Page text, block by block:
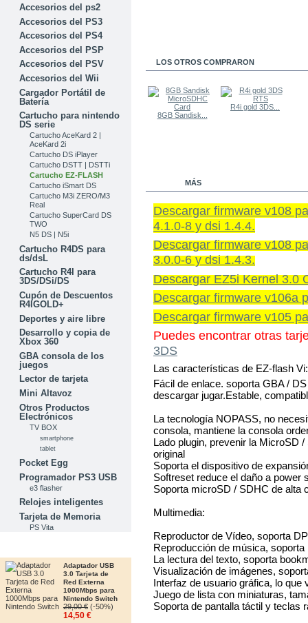
Accesorios del ps2
Accesorios del PS3
Accesorios del PS4
Accesorios del PSP
Accesorios del PSV
Accesorios del Wii
Cargador Portátil de
Batería
Cartucho para nintendo
DS serie
Cartucho AceKard 2 |
AceKard 2i
Cartucho DS iPlayer
Cartucho DSTT | DSTTi
Cartucho EZ-FLASH
Cartucho iSmart DS
Cartucho M3i ZERO/M3
Real
Cartucho SuperCard DS
TWO
N5 DS | N5i
Cartucho R4DS para
ds/dsL
Cartucho R4I para
3DS/DSi/DS
Cupón de Descuentos
R4IGOLD+
Deportes y aire libre
Desarrollo y copia de
Xbox 360
GBA consola de los
juegos
Lector de tarjeta
Mini Altavoz
Otros Productos
Electrónicos
TV BOX
smartphone
tablet
Pocket Egg
Programador PS3 USB
e3 flasher
Relojes inteligentes
Tarjeta de Memoria
PS Vita
Adaptador USB
3.0 Tarjeta de
Red Externa
1000Mbps para
Nintendo Switch
29,00 € (-50%)
14,50 €
LOS OTROS COMPRARON
8GB Sandisk...
R4i gold 3DS...
MÁS
Descargar firmware v108
4.1.0-8 y dsi 1.4.4.
Descargar firmware v108
3.0.0-6 y dsi 1.4.3.
Descargar EZ5i Kernel 3.0
Descargar firmware v106a
Descargar firmware v105
Puedes encontrar otras
3DS
Las características de EZ-flash Vi:
Fácil de enlace. soporta GBA /
descargar jugar.Estable,
La tecnología NOPASS, no
consola, mantiene la consola
Lado plugin, prevenir la MicroSD
original
Soporta el dispositivo de
Softreset reduce el daño a power
Soporta microSD / SDHC de alta
Multimedia:
Reproductor de Vídeo, soporta
Reproducción de música,
La lectura del texto, soporta
Visualización de imágenes,
Interfaz de usuario gráfica, lo que
Juego de lista con miniaturas,
Soporta de pantalla táctil y teclas